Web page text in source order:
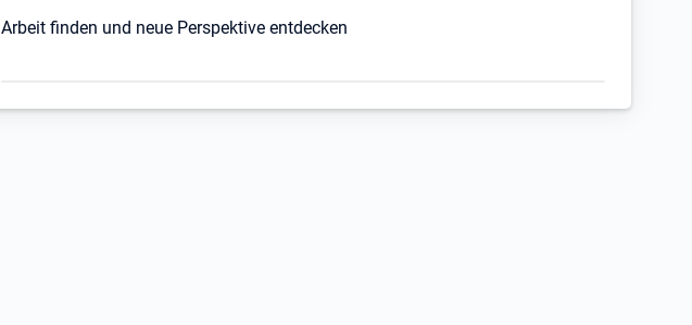
Arbeit finden und neue Perspektive entdecken